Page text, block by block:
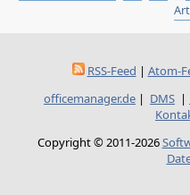
RSS-Feed | Atom-
officemanager.de | DMS |
Copyright © 2011-2026